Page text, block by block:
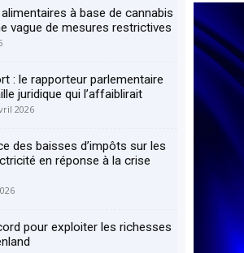
à base de cannabis
vague de mesures restrictives
: le rapporteur parlementaire
juridique qui l’affaiblirait
2026
des baisses d’impôts sur les
en réponse à la crise
pour exploiter les richesses